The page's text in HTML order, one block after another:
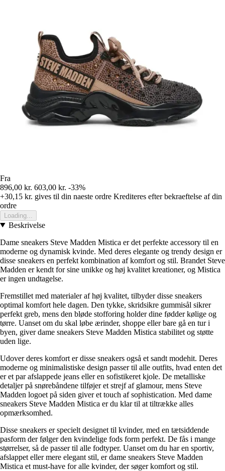
Fra
896,00 kr. 603,00 kr. -33%
+30,15 kr. gives til din naeste ordre Krediteres efter bekraeftelse af din
ordre
Loading...
Beskrivelse
Dame sneakers Steve Madden Mistica er det perfekte accessory til en
moderne og dynamisk kvinde. Med deres elegante og trendy design er
disse sneakers en perfekt kombination af komfort og stil. Brandet Steve
Madden er kendt for sine unikke og høj kvalitet kreationer, og Mistica
er ingen undtagelse.
Fremstillet med materialer af høj kvalitet, tilbyder disse sneakers
optimal komfort hele dagen. Den tykke, skridsikre gummisål sikrer
perfekt greb, mens den bløde stofforing holder dine fødder kølige og
tørre. Uanset om du skal løbe ærinder, shoppe eller bare gå en tur i
byen, giver dame sneakers Steve Madden Mistica stabilitet og støtte
uden lige.
Udover deres komfort er disse sneakers også et sandt modehit. Deres
moderne og minimalistiske design passer til alle outfits, hvad enten det
er et par afslappede jeans eller en sofistikeret kjole. De metalliske
detaljer på snørebåndene tilføjer et strejf af glamour, mens Steve
Madden logoet på siden giver et touch af sophistication. Med dame
sneakers Steve Madden Mistica er du klar til at tiltrække alles
opmærksomhed.
Disse sneakers er specielt designet til kvinder, med en tætsiddende
pasform der følger den kvindelige fods form perfekt. De fås i mange
størrelser, så de passer til alle fodtyper. Uanset om du har en sportiv,
afslappet eller mere elegant stil, er dame sneakers Steve Madden
Mistica et must-have for alle kvinder, der søger komfort og stil.